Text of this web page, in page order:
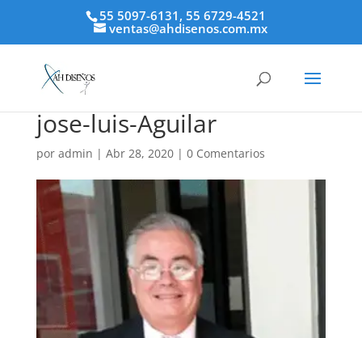
55 5097-6131, 55 6729-4521
ventas@ahdisenos.com.mx
jose-luis-Aguilar
por admin | Abr 28, 2020| 0 Comentarios